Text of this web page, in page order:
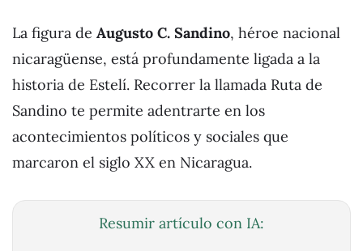
La figura de Augusto C. Sandino, héroe nacional
nicaragüense, está profundamente ligada a la
historia de Estelí. Recorrer la llamada Ruta de
Sandino te permite adentrarte en los
acontecimientos políticos y sociales que
marcaron el siglo XX en Nicaragua.
Resumir artículo con IA: